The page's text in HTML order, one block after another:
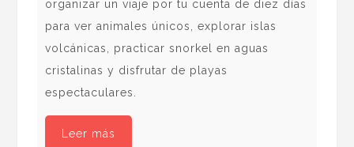
organizar un viaje por tu cuenta de diez días
para ver animales únicos, explorar islas
volcánicas, practicar snorkel en aguas
cristalinas y disfrutar de playas
espectaculares.
Leer más